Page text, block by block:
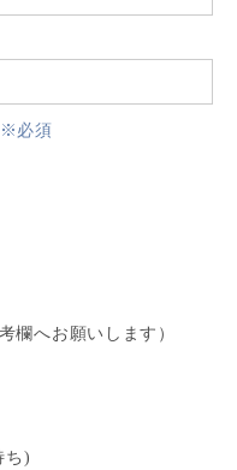
※必須
欄へお願いします）
ち)